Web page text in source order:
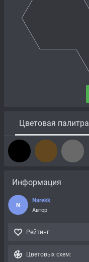
Цветовая палитра
Информация
N
Narekk
Автор
Рейтинг:
Цветовых схем: